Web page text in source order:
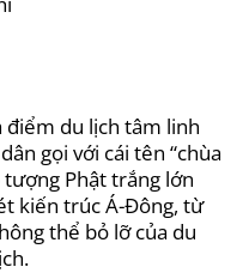
điểm du lịch tâm linh
gọi với cái tên “chùa
Phật trắng lớn
kiến trúc Á-Đông, từ
thể bỏ lỡ của du